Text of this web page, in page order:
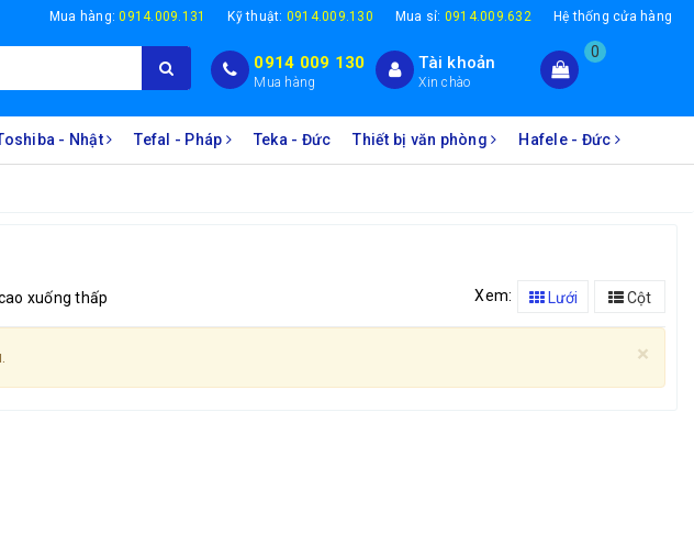
Mua hàng:0914.009.131 Kỹ thuật: 0914.009.130 Mua sỉ: 0914.009.632 Hệ thống cửa hàng
0914 009 130
Mua hàng
Tài khoản
Xin chào
0
- Nhật Tefal - Pháp Teka - Đức Thiết bị văn phòng Hafele - Đức
xuống thấp Xem: Lưới Cột
×